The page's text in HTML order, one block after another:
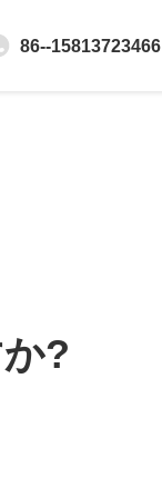
86--15813723466
?